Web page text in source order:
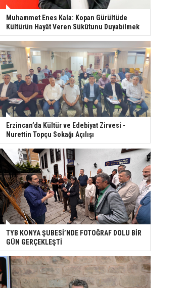
Muhammet Enes Kala: Kopan Gürültüde
Kültürün Hayât Veren Sükûtunu Duyabilmek
Erzincan’da Kültür ve Edebiyat Zirvesi -
Nurettin Topçu Sokağı Açılışı
TYB KONYA ŞUBESİ’NDE FOTOĞRAF DOLU BİR
GÜN GERÇEKLEŞTİ